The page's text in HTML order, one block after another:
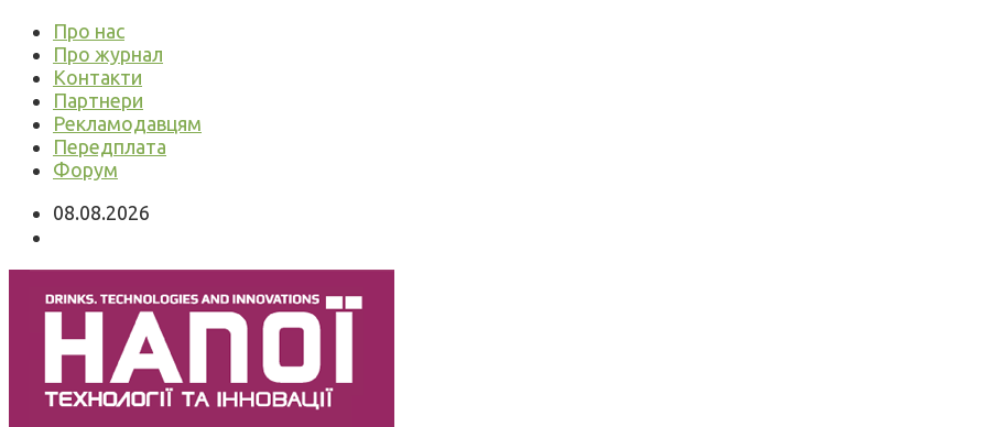
Про нас
Про журнал
Контакти
Партнери
Рекламодавцям
Передплата
Форум
08.08.2026